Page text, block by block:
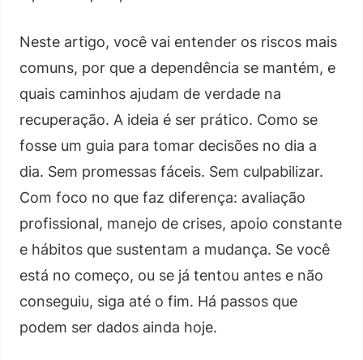
Neste artigo, você vai entender os riscos mais
comuns, por que a dependência se mantém, e
quais caminhos ajudam de verdade na
recuperação. A ideia é ser prático. Como se
fosse um guia para tomar decisões no dia a
dia. Sem promessas fáceis. Sem culpabilizar.
Com foco no que faz diferença: avaliação
profissional, manejo de crises, apoio constante
e hábitos que sustentam a mudança. Se você
está no começo, ou se já tentou antes e não
conseguiu, siga até o fim. Há passos que
podem ser dados ainda hoje.